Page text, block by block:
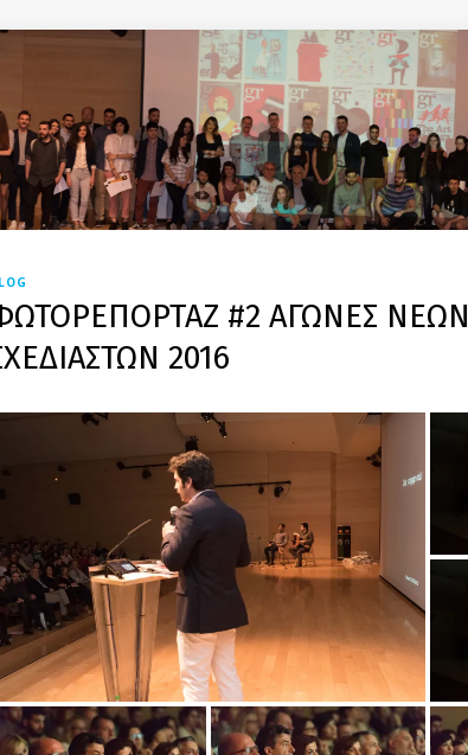
#2 ΑΓΩΝΕΣ ΝΕΩΝ
2016